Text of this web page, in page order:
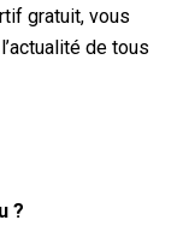
gratuit, vous
de tous
?